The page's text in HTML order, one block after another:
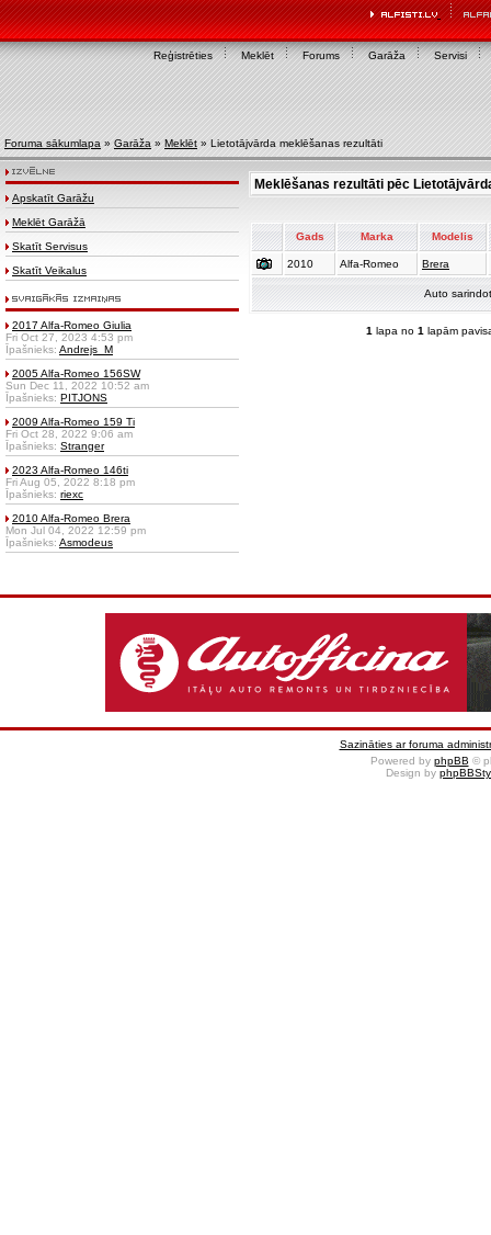
Reģistrēties Meklēt Forums Garāža Servisi
Foruma sākumlapa » Garāža » Meklēt » Lietotājvārda meklēšanas rezultāti
Apskatīt Garāžu
Meklēt Garāžā
Skatīt Servisus
Skatīt Veikalus
2017 Alfa-Romeo Giulia
Fri Oct 27, 2023 4:53 pm
Īpašnieks: Andrejs_M
2005 Alfa-Romeo 156SW
Sun Dec 11, 2022 10:52 am
Īpašnieks: PITJONS
2009 Alfa-Romeo 159 Ti
Fri Oct 28, 2022 9:06 am
Īpašnieks: Stranger
2023 Alfa-Romeo 146ti
Fri Aug 05, 2022 8:18 pm
Īpašnieks: riexc
2010 Alfa-Romeo Brera
Mon Jul 04, 2022 12:59 pm
Īpašnieks: Asmodeus
Meklēšanas rezultāti pēc
Gads Marka Modelis
2010 Alfa-Romeo Brera
Auto
1 lapa no 1 lapām
Sazināties ar foruma
Powered by phpBB ©
Design by